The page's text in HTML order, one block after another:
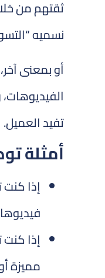
ثقتهم من
نسميه
أو بمعنى
تفيد العميل.
أمثلة
إذا
إذا
مميزة